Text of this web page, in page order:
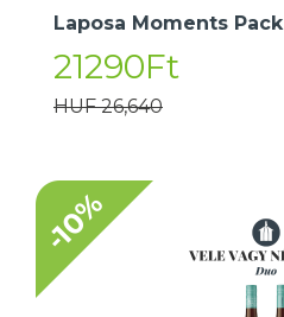
​Laposa Moments Pack
21290Ft
HUF 26,640
-10%